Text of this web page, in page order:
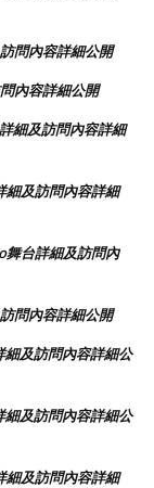
問內容詳細公開
內容詳細公開
細及訪問內容詳細
細及訪問內容詳細
舞台詳細及訪問內
問內容詳細公開
細及訪問內容詳細公
細及訪問內容詳細公
細及訪問內容詳細